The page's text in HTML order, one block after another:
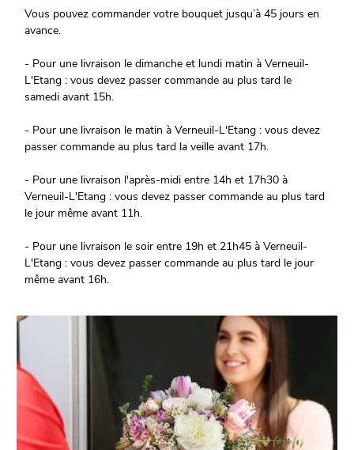
Vous pouvez commander votre bouquet jusqu’à 45 jours en
avance.
- Pour une livraison le dimanche et lundi matin à Verneuil-
L'Etang : vous devez passer commande au plus tard le
samedi avant 15h.
- Pour une livraison le matin à Verneuil-L'Etang : vous devez
passer commande au plus tard la veille avant 17h.
- Pour une livraison l'après-midi entre 14h et 17h30 à
Verneuil-L'Etang : vous devez passer commande au plus tard
le jour même avant 11h.
- Pour une livraison le soir entre 19h et 21h45 à Verneuil-
L'Etang : vous devez passer commande au plus tard le jour
même avant 16h.